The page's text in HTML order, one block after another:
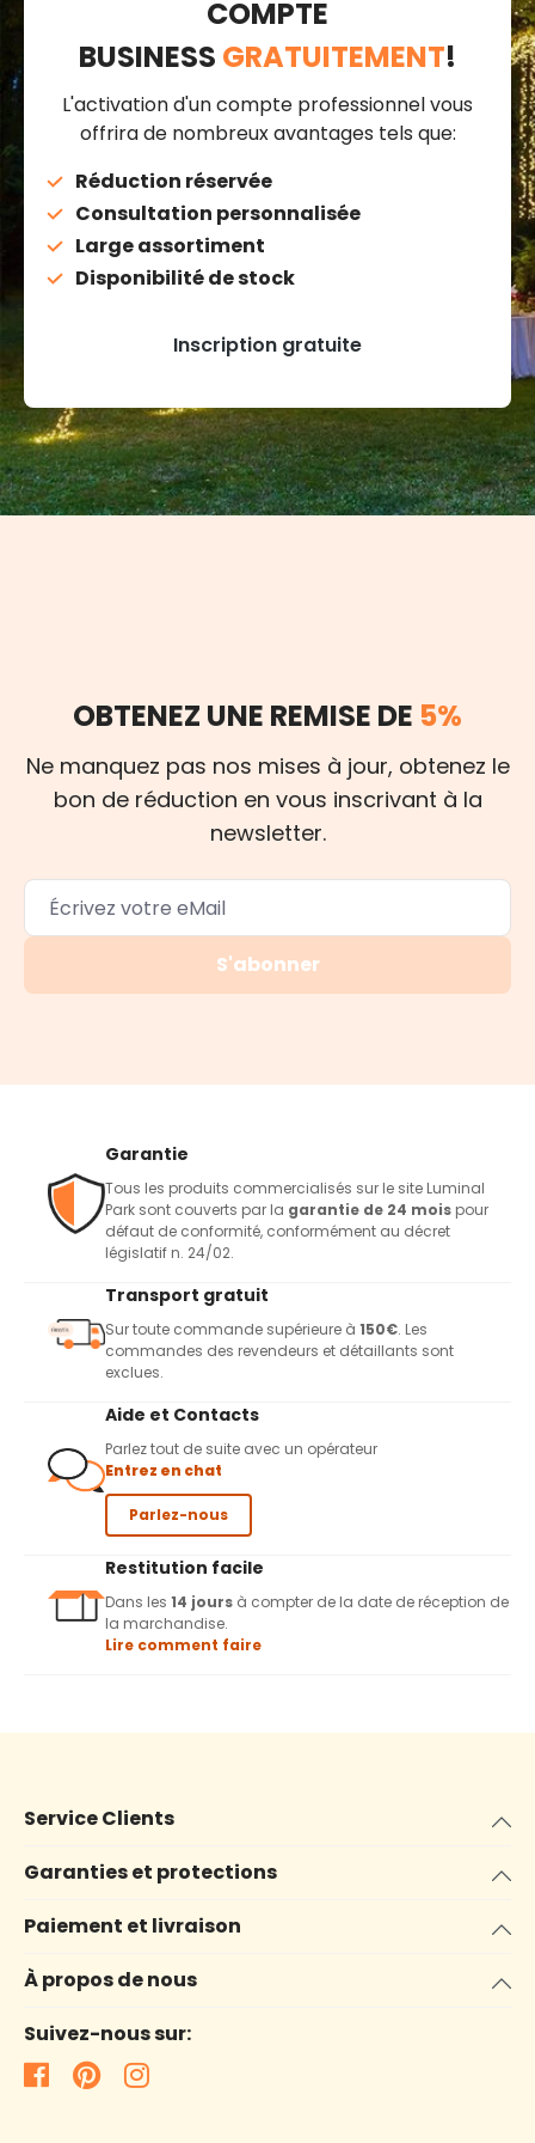
COMPTE
BUSINESS GRATUITEMENT!
L'activation d'un compte professionnel vous
offrira de nombreux avantages tels que:
Réduction réservée
Consultation personnalisée
Large assortiment
Disponibilité de stock
Inscription gratuite
OBTENEZ UNE REMISE DE 5%
Ne manquez pas nos mises à jour, obtenez le
bon de réduction en vous inscrivant à la
newsletter.
S'abonner
Garantie
Tous les produits commercialisés sur le site Luminal
Park sont couverts par la garantie de 24 mois pour
défaut de conformité, conformément au décret
législatif n. 24/02.
Transport gratuit
Sur toute commande supérieure à 150€. Les
commandes des revendeurs et détaillants sont
exclues.
Aide et Contacts
Parlez tout de suite avec un opérateur
Entrez en chat
Parlez-nous
Restitution facile
Dans les 14 jours à compter de la date de réception de
la marchandise.
Lire comment faire
Service Clients
Garanties et protections
Paiement et livraison
À propos de nous
Suivez-nous sur: